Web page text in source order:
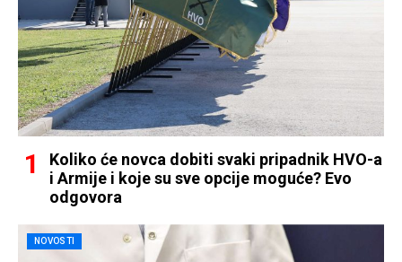
Koliko će novca dobiti svaki pripadnik HVO-a
i Armije i koje su sve opcije moguće? Evo
odgovora
NOVOSTI